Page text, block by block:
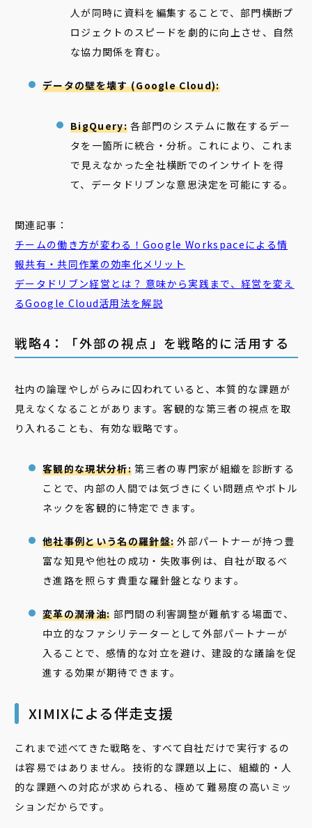
人が同時に資料を編集することで、部門横断プ
ロジェクトのスピードを劇的に向上させ、自然
な協力関係を育む。
データの壁を壊す (Google Cloud):
BigQuery:各部門のシステムに散在するデー
タを一箇所に統合・分析。これにより、これま
で見えなかった全社横断でのインサイトを得
て、データドリブンな意思決定を可能にする。
関連記事：
チームの働き方が変わる！Google Workspaceによる情
報共有・共同作業の効率化メリット
データドリブン経営とは？ 意味から実践まで、経営を変え
るGoogle Cloud活用法を解説
戦略4：「外部の視点」を戦略的に活用する
社内の論理やしがらみに囚われていると、本質的な課題が
見えなくなることがあります。客観的な第三者の視点を取
り入れることも、有効な戦略です。
客観的な現状分析:第三者の専門家が組織を診断する
ことで、内部の人間では気づきにくい問題点やボトル
ネックを客観的に特定できます。
他社事例という名の羅針盤: 外部パートナーが持つ豊
富な知見や他社の成功・失敗事例は、自社が取るべ
き進路を照らす貴重な羅針盤となります。
変革の潤滑油: 部門間の利害調整が難航する場面で、
中立的なファシリテーターとして外部パートナーが
入ることで、感情的な対立を避け、建設的な議論を促
進する効果が期待できます。
XIMIXによる伴走支援
これまで述べてきた戦略を、すべて自社だけで実行するの
は容易ではありません。技術的な課題以上に、組織的・人
的な課題への対応が求められる、極めて難易度の高いミッ
ションだからです。